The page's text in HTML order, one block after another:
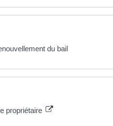
du bail
propriétaire